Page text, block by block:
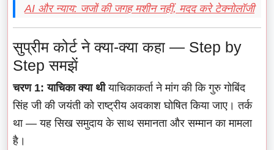
AI और न्याय: जजों की जगह मशीन नहीं, मदद करे टेक्नोलॉजी
सुप्रीम कोर्ट ने क्या-क्या कहा — Step by
Step समझें
चरण 1: याचिका क्या थीयाचिकाकर्ता ने मांग की कि गुरु गोबिंद
सिंह जी की जयंती को राष्ट्रीय अवकाश घोषित किया जाए। तर्क
था — यह सिख समुदाय के साथ समानता और सम्मान का मामला
है।